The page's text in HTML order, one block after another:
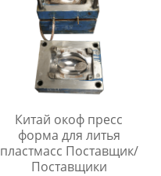
Китай окоф пресс
форма для литья
пластмасс Поставщик/
Поставщики